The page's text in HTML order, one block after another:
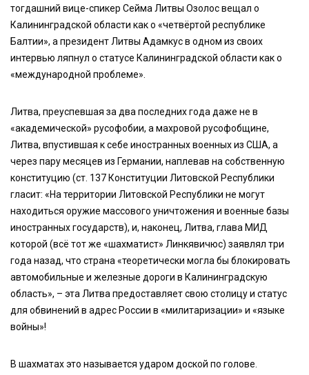
тогдашний вице-спикер Сейма Литвы Озолос вещал о
Калининградской области как о «четвёртой республике
Балтии», а президент Литвы Адамкус в одном из своих
интервью ляпнул о статусе Калининградской области как о
«международной проблеме».
Литва, преуспевшая за два последних года даже не в
«академической» русофобии, а махровой русофобщине,
Литва, впустившая к себе иностранных военных из США, а
через пару месяцев из Германии, наплевав на собственную
конституцию (ст. 137 Конституции Литовской Республики
гласит: «На территории Литовской Республики не могут
находиться оружие массового уничтожения и военные базы
иностранных государств), и, наконец, Литва, глава МИД
которой (всё тот же «шахматист» Линкявичюс) заявлял три
года назад, что страна «теоретически могла бы блокировать
автомобильные и железные дороги в Калининградскую
область», – эта Литва предоставляет свою столицу и статус
для обвинений в адрес России в «милитаризации» и «языке
войны»!
В шахматах это называется ударом доской по голове.